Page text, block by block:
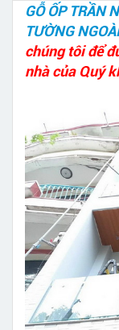
GỖ ỐP TRẦN
TƯỜNG
chúng tôi để
nhà của Quý